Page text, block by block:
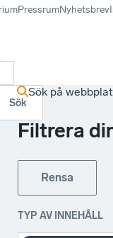
PressrumNyhetsbrev
Sök på
Filtrera
Rensa
TYP AV INNEHÅLL
Sök